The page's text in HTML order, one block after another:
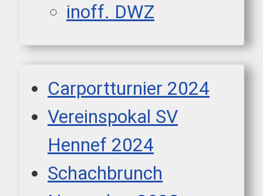
inoff. DWZ
Carportturnier 2024
Vereinspokal SV
Hennef 2024
Schachbrunch